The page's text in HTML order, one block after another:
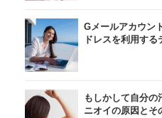
Gメールアカウン
ドレスを利用する
もしかして自分の
ニオイの原因とそ